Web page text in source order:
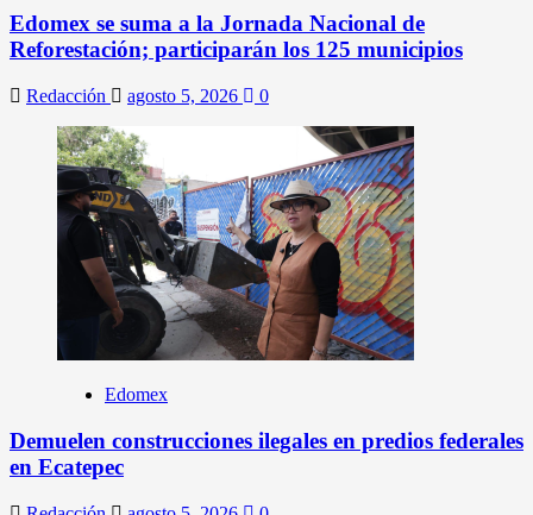
Edomex se suma a la Jornada Nacional de
Reforestación; participarán los 125 municipios
Redacción agosto 5, 2026 0
Edomex
Demuelen construcciones ilegales en predios federales
en Ecatepec